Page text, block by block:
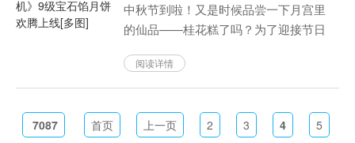
中秋节到啦！又是时候品尝一下月宫里
的仙品——桂花糕了吗？为了迎接节日
受欢迎的手游，在游戏中给玩家们送上
了用九阶宝箱和天元丹制作而成的一块
阅读详情
7087 首页 上一页 2 3 4 5